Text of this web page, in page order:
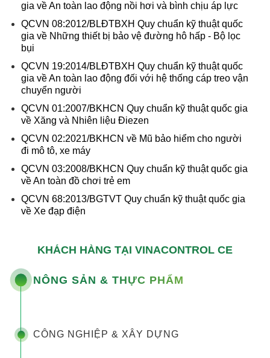
gia về An toàn lao động nồi hơi và bình chịu áp lực
QCVN 08:2012/BLĐTBXH Quy chuẩn kỹ thuật quốc
gia về Những thiết bị bảo vệ đường hô hấp - Bộ lọc
bụi
QCVN 19:2014/BLĐTBXH Quy chuẩn kỹ thuật quốc
gia về An toàn lao động đối với hệ thống cáp treo vận
chuyển người
QCVN 01:2007/BKHCN Quy chuẩn kỹ thuật quốc gia
về Xăng và Nhiên liệu Điezen
QCVN 02:2021/BKHCN về Mũ bảo hiểm cho người
đi mô tô, xe máy
QCVN 03:2008/BKHCN Quy chuẩn kỹ thuật quốc gia
về An toàn đồ chơi trẻ em
QCVN 68:2013/BGTVT Quy chuẩn kỹ thuật quốc gia
về Xe đạp điện
KHÁCH HÀNG TẠI VINACONTROL CE
NÔNG SẢN & THỰC PHẨM
CÔNG NGHIỆP & XÂY DỰNG